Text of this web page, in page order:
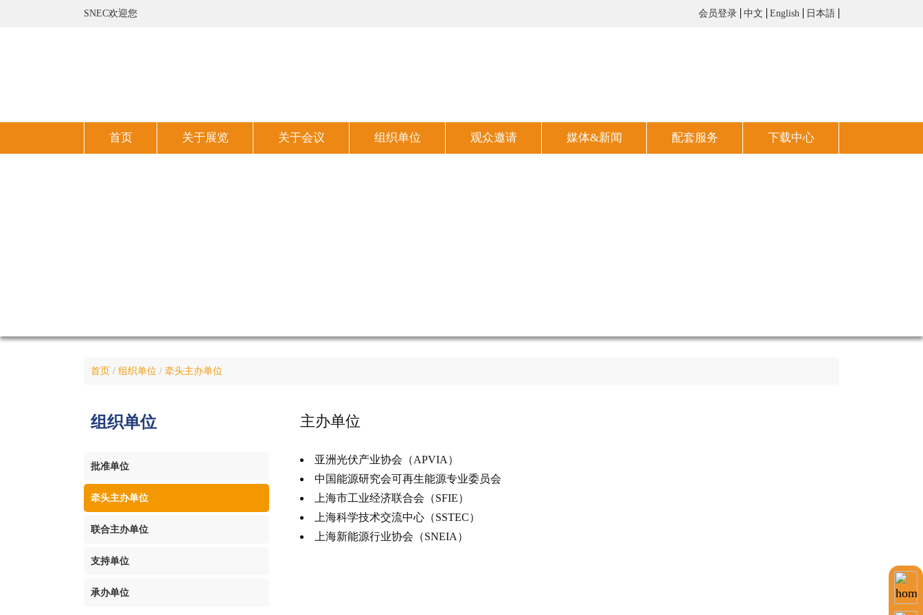
SNEC欢迎您 会员登录 中文 English 日本語
首页 关于展览 关于会议 组织单位 观众邀请 媒体&新闻 配套服务 下载中心
首页 / 组织单位 / 牵头主办单位
组织单位
批准单位
牵头主办单位
联合主办单位
支持单位
承办单位
主办单位
亚洲光伏产业协会（APVIA）
中国能源研究会可再生能源专业委员会
上海市工业经济联合会（SFIE）
上海科学技术交流中心（SSTEC）
上海新能源行业协会（SNEIA）